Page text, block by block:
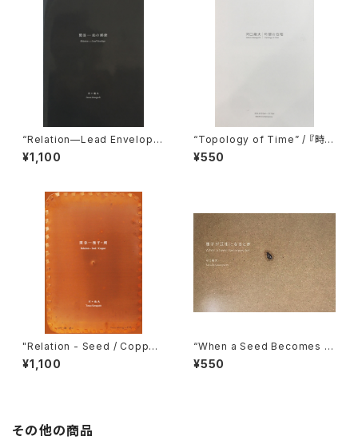
“Relation—Lead Envelop
e” / 『関係―鉛の郵便』
¥1,100
“Topology of Time” / 『時間
の位相』
¥550
"Relation - Seed / Copper"
/ 『関係―種子・銅』
¥1,100
“When a Seed Becomes Ar
t” / 『種子が芸術になるとき』
¥550
その他の商品